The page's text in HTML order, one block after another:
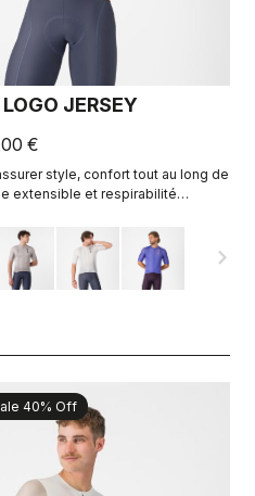
JERSEY
€
style, confort tout au long de
extensible et respirabilité
navigate_next
40% Off